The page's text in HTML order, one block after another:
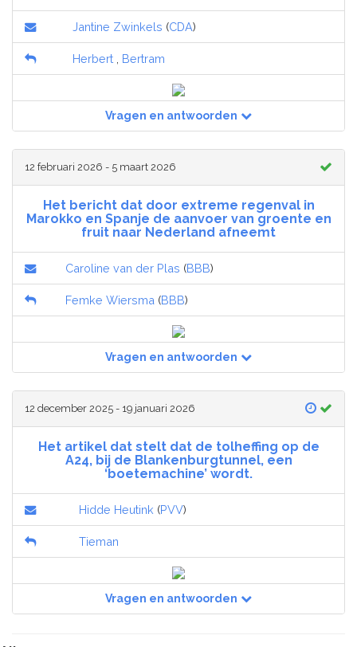
Jantine Zwinkels (CDA)
Herbert Bertram
Vragen en antwoorden
12 februari 2026 - 5 maart 2026
Het bericht dat door extreme regenval in
Marokko en Spanje de aanvoer van groente en
fruit naar Nederland afneemt
Caroline van der Plas (BBB)
Femke Wiersma (BBB)
Vragen en antwoorden
12 december 2025 - 19 januari 2026
Het artikel dat stelt dat de tolheffing op de
A24, bij de Blankenburgtunnel, een
‘boetemachine’ wordt.
Hidde Heutink (PVV)
Tieman
Vragen en antwoorden